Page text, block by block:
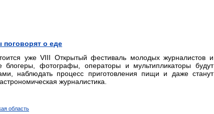
о еде
уже VIII Открытый фестиваль молодых журналистов и
блогеры, фотографы, операторы и мультипликаторы будут
наблюдать процесс приготовления пищи и даже станут
журналистика.
область